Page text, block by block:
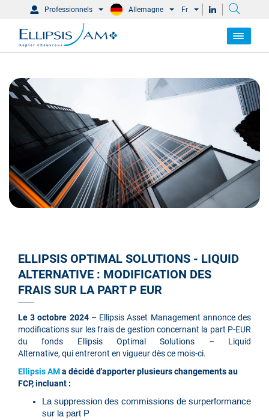
Professionnels Allemagne Fr
ELLIPSIS OPTIMAL SOLUTIONS - LIQUID
ALTERNATIVE : MODIFICATION DES
FRAIS SUR LA PART P EUR
Le 3 octobre 2024 – Ellipsis Asset Management annonce des
modifications sur les frais de gestion concernant la part P-EUR
du fonds Ellipsis Optimal Solutions – Liquid
Alternative, qui entreront en vigueur dès ce mois-ci.
Ellipsis AMa décidé d'apporter plusieurs changements au
FCP, incluant :
La suppression des commissions de surperformance
sur la part P